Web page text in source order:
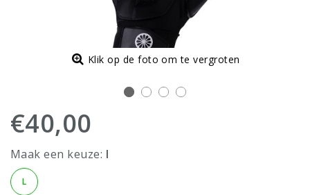
Klik op de foto om te vergroten
€40,00
Maak een keuze: l
L